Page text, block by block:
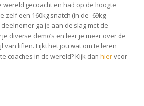
wereld gecoacht en had op de hoogte
zelf een 160kg snatch (in de -69kg
deelnemer ga je aan de slag met de
diverse demo’s en leer je meer over de
van liften. Lijkt het jou wat om te leren
coaches in de wereld? Kijk dan hiervoor